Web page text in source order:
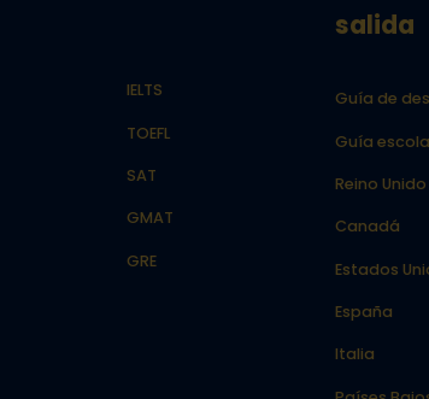
IELTS
TOEFL
SAT
GMAT
GRE
salida
Guía de
Guía
Reino Unido
Canadá
Estados
España
Italia